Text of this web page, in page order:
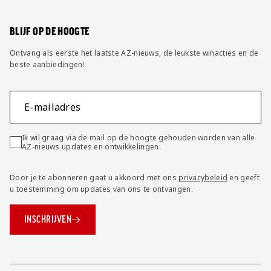
BLIJF OP DE HOOGTE
Ontvang als eerste het laatste AZ-nieuws, de leukste winacties en de
beste aanbiedingen!
E-mailadres
Ik wil graag via de mail op de hoogte gehouden worden van alle
AZ-nieuws updates en ontwikkelingen.
Door je te abonneren gaat u akkoord met onsprivacybeleid en geeft
u toestemming om updates van ons te ontvangen.
INSCHRIJVEN